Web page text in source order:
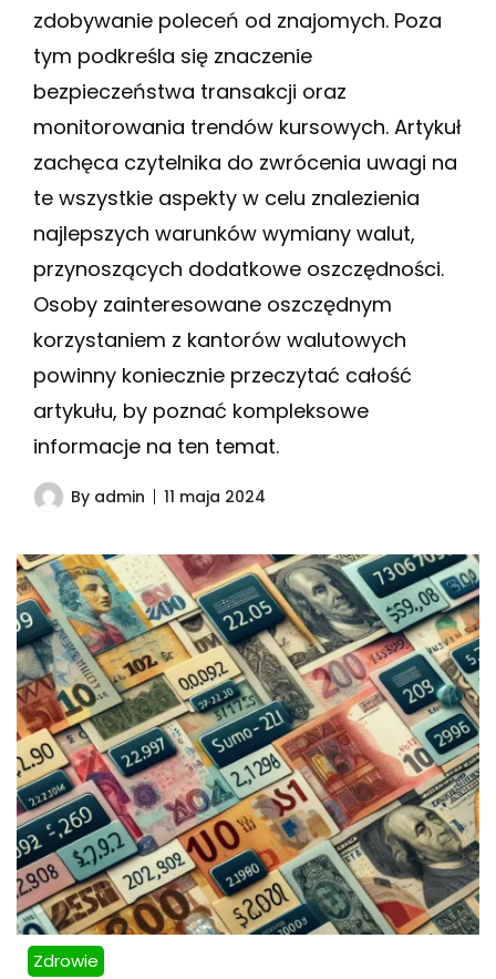
zdobywanie poleceń od znajomych. Poza
tym podkreśla się znaczenie
bezpieczeństwa transakcji oraz
monitorowania trendów kursowych. Artykuł
zachęca czytelnika do zwrócenia uwagi na
te wszystkie aspekty w celu znalezienia
najlepszych warunków wymiany walut,
przynoszących dodatkowe oszczędności.
Osoby zainteresowane oszczędnym
korzystaniem z kantorów walutowych
powinny koniecznie przeczytać całość
artykułu, by poznać kompleksowe
informacje na ten temat.
By admin 11 maja 2024
Zdrowie